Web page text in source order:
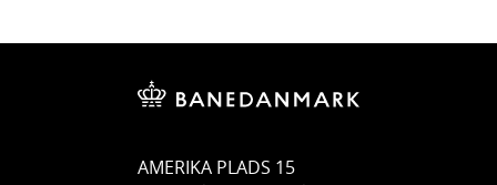
AMERIKA PLADS 15